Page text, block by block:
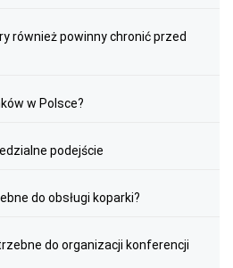
również powinny chronić przed
w Polsce?
podejście
do obsługi koparki?
do organizacji konferencji